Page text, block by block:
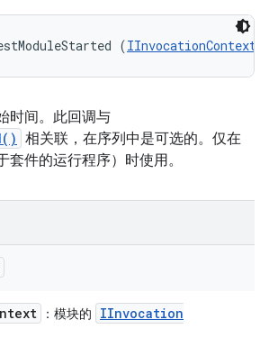
(IInvocationContext
时间。此回调与
相关联，在序列中是可选的。仅在
套件的运行程序）时使用。
：模块的
IInvocation